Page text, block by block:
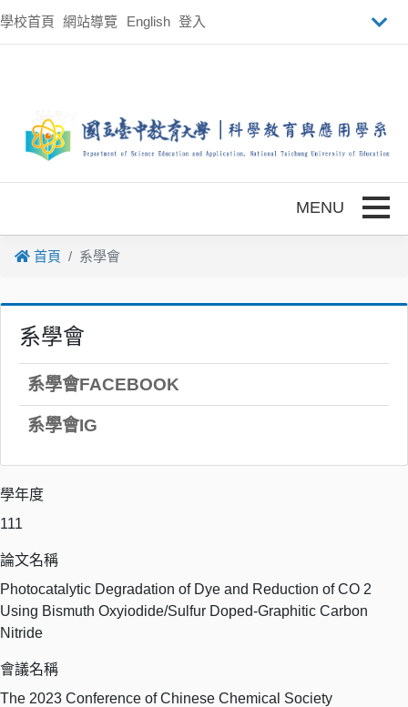
學校首頁 網站導覽 English 登入
首頁 系學會
系學會
系學會FACEBOOK
系學會IG
學年度
111
論文名稱
Photocatalytic Degradation of Dye and Reduction of CO 2
Using Bismuth Oxyiodide/Sulfur Doped-Graphitic Carbon
Nitride
會議名稱
The 2023 Conference of Chinese Chemical Society